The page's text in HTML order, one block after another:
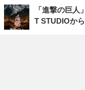
「進撃の巨
T STUDIOか